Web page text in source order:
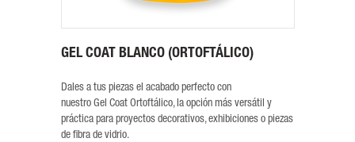
GEL COAT BLANCO (ORTOFTÁLICO)
Dales a tus piezas el acabado perfecto con
nuestro Gel Coat Ortoftálico, la opción más versátil y
práctica para proyectos decorativos, exhibiciones o piezas
de fibra de vidrio.